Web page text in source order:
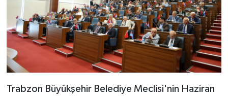
Trabzon Büyükşehir Belediye Meclisi'nin Haziran